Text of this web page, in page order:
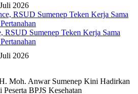
2026
RSUD Sumenep Teken Kerja Sama
2026